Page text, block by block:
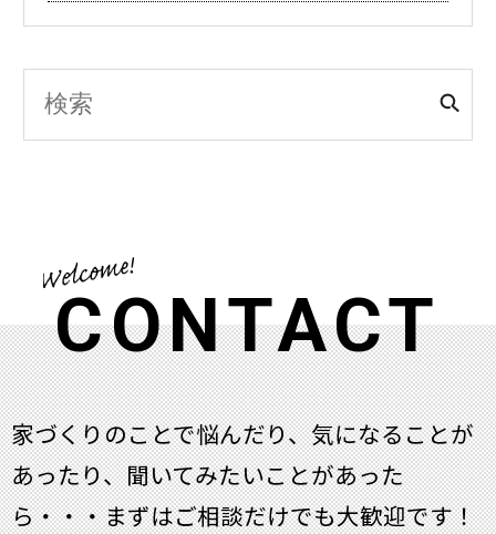
CONTACT
家づくりのことで悩んだり、気になることが
あったり、聞いてみたいことがあった
ら・・・まずはご相談だけでも大歓迎です！